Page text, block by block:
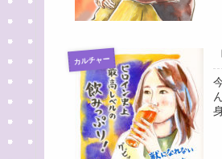
カルチャー